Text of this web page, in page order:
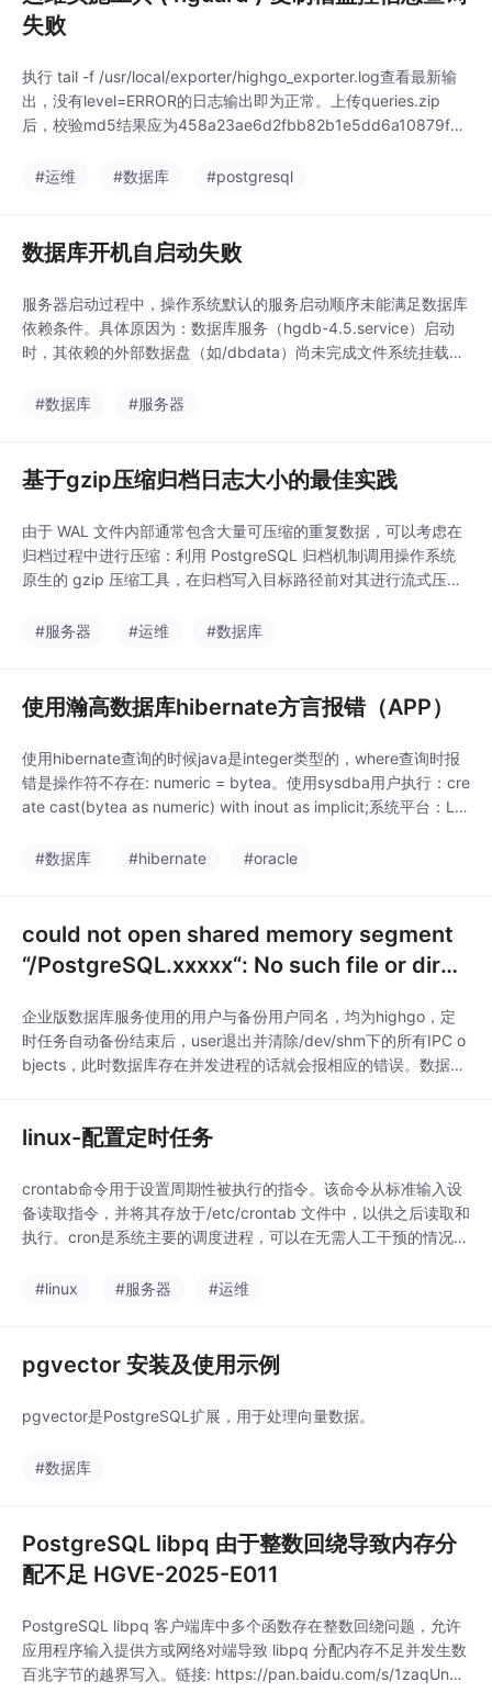
失败
执行 tail -f /usr/local/exporter/highgo_exporter.log查看最新输
出，没有level=ERROR的日志输出即为正常。上传queries.zip
后，校验md5结果应为458a23ae6d2fbb82b1e5dd6a10879f4
台：银河麒麟 （鲲鹏）监控页面无复制槽相关数据展示。
#运维 #数据库 #postgresql
数据库开机自启动失败
服务器启动过程中，操作系统默认的服务启动顺序未能满足数据库
依赖条件。具体原因为：数据库服务（hgdb-4.5.service）启动
时，其依赖的外部数据盘（如/dbdata）尚未完成文件系统挂载，
emd服务配置文件，强制数据库服务在本地文件系统（Local File
#数据库 #服务器
基于gzip压缩归档日志大小的最佳实践
由于 WAL 文件内部通常包含大量可压缩的重复数据，可以考虑在
归档过程中进行压缩：利用 PostgreSQL 归档机制调用操作系统
原生的 gzip 压缩工具，在归档写入目标路径前对其进行流式压
操作系统命令（如 cp）进行归档，可能消耗大量的备份存储空间
#服务器 #运维 #数据库
使用瀚高数据库hibernate方言报错（APP）
使用hibernate查询的时候java是integer类型的，where查询时报
错是操作符不存在: numeric = bytea。使用sysdba用户执行：cre
ate cast(bytea as numeric) with inout as implicit;系统平台：Lin
numeric和byte
#数据库 #hibernate #oracle
could not open shared memory segment
“/PostgreSQL.xxxxx“: No such file or direc
企业版数据库服务使用的用户与备份用户同名，均为highgo，定
时任务自动备份结束后，user退出并清除/dev/shm下的所有IPC o
bjects，此时数据库存在并发进程的话就会报相应的错误。数据库
件，并行查询结束时删除。修改操作系统参数
linux-配置定时任务
crontab命令用于设置周期性被执行的指令。该命令从标准输入设
备读取指令，并将其存放于/etc/crontab 文件中，以供之后读取和
执行。cron是系统主要的调度进程，可以在无需人工干预的情况下
每一个用户都可以有一个crontab文件来保存调度信息。
#linux #服务器 #运维
pgvector 安装及使用示例
pgvector是PostgreSQL扩展，用于处理向量数据。
#数据库
PostgreSQL libpq 由于整数回绕导致内存分
配不足 HGVE-2025-E011
PostgreSQL libpq 客户端库中多个函数存在整数回绕问题，允许
应用程序输入提供方或网络对端导致 libpq 分配内存不足并发生数
百兆字节的越界写入。链接: https://pan.baidu.com/s/1zaqUn3